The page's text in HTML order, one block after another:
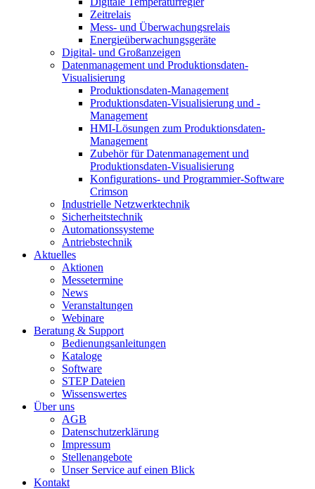
Zeitrelais
Mess- und Überwachungsrelais
Energieüberwachungsgeräte
Digital- und Großanzeigen
Datenmanagement und Produktionsdaten-
Visualisierung
Produktionsdaten-Management
Produktionsdaten-Visualisierung und -
Management
HMI-Lösungen zum Produktionsdaten-
Management
Zubehör für Datenmanagement und
Produktionsdaten-Visualisierung
Konfigurations- und Programmier-Software
Crimson
Industrielle Netzwerktechnik
Sicherheitstechnik
Automationssysteme
Antriebstechnik
Aktuelles
Aktionen
Messetermine
News
Veranstaltungen
Webinare
Beratung & Support
Bedienungsanleitungen
Kataloge
Software
STEP Dateien
Wissenswertes
Über uns
AGB
Datenschutzerklärung
Impressum
Stellenangebote
Unser Service auf einen Blick
Kontakt